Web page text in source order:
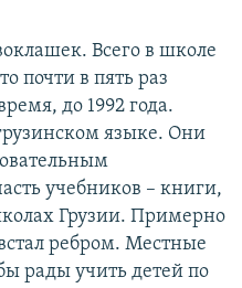
Всего в школе
почти в пять раз
до 1992 года.
языке. Они
учебников – книги,
Грузии. Примерно
ребром. Местные
рады учить детей по